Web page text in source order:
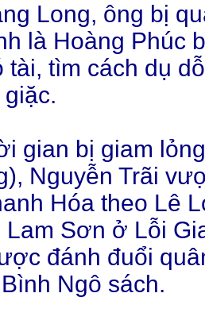
Long, ông bị
là Hoàng Phúc
tài, tìm cách dụ
gian bị giam
Nguyễn Trãi
Hóa theo Lê
Lam Sơn ở Lỗi
đánh đuổi
Ngô sách.